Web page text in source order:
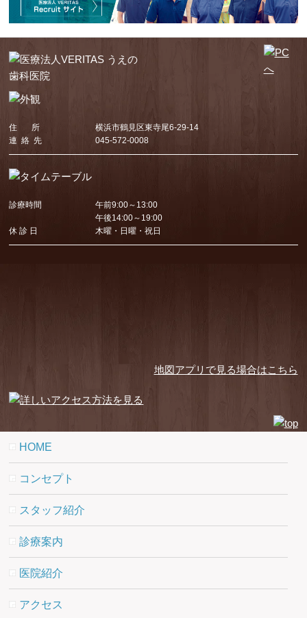
住 所
横浜市鶴見区東寺尾6-29-14
連 絡 先
045-572-0008
診療時間
午前9:00～13:00
午後14:00～19:00
休 診 日
木曜・日曜・祝日
地図アプリで見る場合はこちら
HOME
コンセプト
スタッフ紹介
診療案内
医院紹介
アクセス